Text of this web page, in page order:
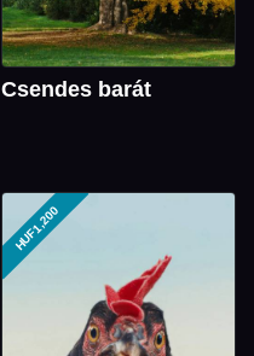
Csendes barát
HUF1,200